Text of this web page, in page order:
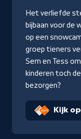
Het verliefde
bijbaan voor de
op een
groep tieners
Sem en Tess
kinderen toch
bezorgen?
Kijk